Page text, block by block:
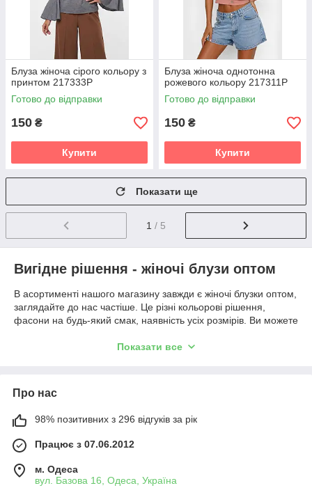
Блуза жіноча сірого кольору з
принтом 217333P
Готово до відправки
150 ₴
Купити
Блуза жіноча однотонна
рожевого кольору 217311P
Готово до відправки
150 ₴
Купити
Показати ще
1 / 5
Вигідне рішення - жіночі блузи оптом
В асортименті нашого магазину завжди є жіночі блузки оптом,
заглядайте до нас частіше. Це різні кольорові рішення,
фасони на будь-який смак, наявність усіх розмірів. Ви можете
не втрачаючи часу на черги і перегляд стелей і прилавок. У
цікавлять людей, чий бізнес має відношення до реалізації
предметів жіночого одягу.
Наймодніші речі з колекції цього року представлені в
покупців. В даний час жіночі блузки є універсальним видом
різних блузок. Жінки, які віддають перевагу блузкам, віддають,
як ці речі незамінні, і підходять для будь - якої ситуації.
Показати все
Про нас
98% позитивних з 296 відгуків за рік
Працює з 07.06.2012
м. Одеса
вул. Базова 16, Одеса, Україна